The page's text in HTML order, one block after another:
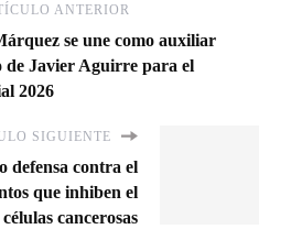
ANTERIOR
se une como auxiliar
de Javier Aguirre para el
2026
SIGUIENTE
defensa contra el
que inhiben el
cancerosas